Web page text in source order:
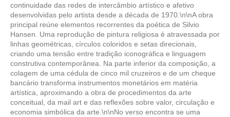
continuidade das redes de intercâmbio artístico e afetivo
desenvolvidas pelo artista desde a década de 1970.\n\nA obra
principal reúne elementos recorrentes da poética de Silvio
Hansen. Uma reprodução de pintura religiosa é atravessada por
linhas geométricas, círculos coloridos e setas direcionais,
criando uma tensão entre tradição iconográfica e linguagem
construtiva contemporânea. Na parte inferior da composição, a
colagem de uma cédula de cinco mil cruzeiros e de um cheque
bancário transforma instrumentos monetários em matéria
artística, aproximando a obra de procedimentos da arte
conceitual, da mail art e das reflexões sobre valor, circulação e
economia simbólica da arte.\n\nNo verso encontra se uma